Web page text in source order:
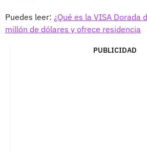
Puedes leer: ¿Qué es la VISA Dorada
millón de dólares y ofrece residencia
PUBLICIDAD